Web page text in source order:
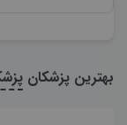
بهترین پزشکان